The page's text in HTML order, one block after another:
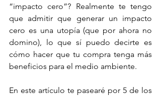
“impacto cero”? Realmente te tengo
que admitir que generar un impacto
cero es una utopía (que por ahora no
domino), lo que sí puedo decirte es
cómo hacer que tu compra tenga más
beneficios para el medio ambiente.